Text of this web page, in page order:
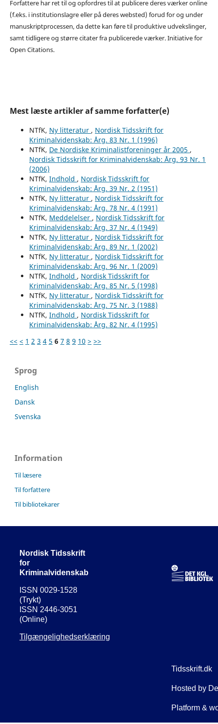
Forfattere har ret til og opfordres til at publicere deres værker online
(f.eks. i institutionslagre eller på deres websted) forud for og under
manuskriptprocessen, da dette kan føre til produktive udvekslinger,
samt tidligere og større citater fra publicerede værker. Initiative for
Open Citations.
Mest læste artikler af samme forfatter(e)
NTfK, Ny litteratur , Nordisk Tidsskrift for
Kriminalvidenskab: Årg. 83 Nr. 1 (1996)
NTfK, De Nordiske Kriminalistforeninger år 2005 ,
Nordisk Tidsskrift for Kriminalvidenskab: Årg. 93 Nr. 1
(2006)
NTfK, Indhold , Nordisk Tidsskrift for
Kriminalvidenskab: Årg. 39 Nr. 2 (1951)
NTfK, Ny litteratur , Nordisk Tidsskrift for
Kriminalvidenskab: Årg. 78 Nr. 4 (1991)
NTfK, Meddelelser , Nordisk Tidsskrift for
Kriminalvidenskab: Årg. 37 Nr. 4 (1949)
NTfK, Ny litteratur , Nordisk Tidsskrift for
Kriminalvidenskab: Årg. 89 Nr. 1 (2002)
NTfK, Ny litteratur , Nordisk Tidsskrift for
Kriminalvidenskab: Årg. 96 Nr. 1 (2009)
NTfK, Indhold , Nordisk Tidsskrift for
Kriminalvidenskab: Årg. 85 Nr. 5 (1998)
NTfK, Ny litteratur , Nordisk Tidsskrift for
Kriminalvidenskab: Årg. 75 Nr. 3 (1988)
NTfK, Indhold , Nordisk Tidsskrift for
Kriminalvidenskab: Årg. 82 Nr. 4 (1995)
<< < 1 2 3 4 5 6 7 8 9 10 > >>
Sprog
English
Dansk
Svenska
Information
Til læsere
Til forfattere
Til bibliotekarer
Nordisk Tidsskrift
for
Kriminalvidenskab
ISSN 0029-1528
(Trykt)
ISSN 2446-3051
(Online)
Tilgængelighedserklæring